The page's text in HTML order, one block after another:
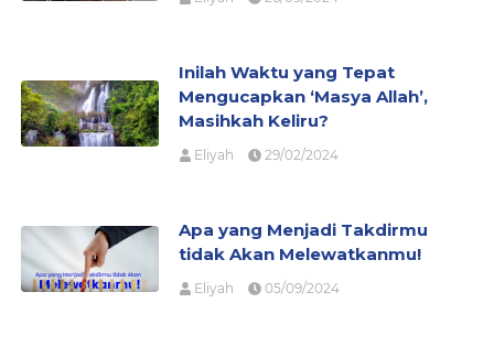
Inilah Waktu yang Tepat
Mengucapkan ‘Masya Allah’,
Masihkah Keliru?
Eliyah 29/02/2024
Apa yang Menjadi Takdirmu
tidak Akan Melewatkanmu!
Eliyah 05/09/2024